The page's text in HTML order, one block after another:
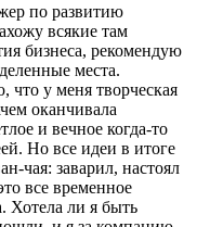
по развитию
всякие там
бизнеса, рекомендую
места.
что у меня творческая
оканчивала
и вечное когда-то
Но все идеи в итоге
чая: заварил, настоял
все временное
Хотела ли я быть